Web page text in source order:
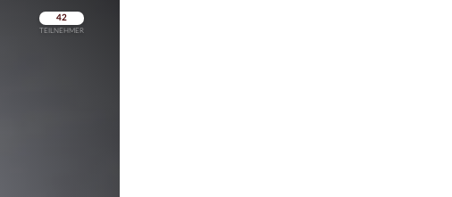
Überspringen